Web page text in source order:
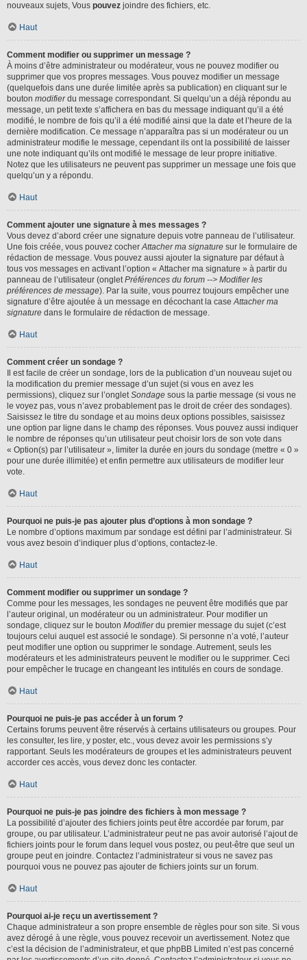
nouveaux sujets, Vous pouvez joindre des fichiers, etc.
Haut
Comment modifier ou supprimer un message ?
À moins d’être administrateur ou modérateur, vous ne pouvez modifier ou
supprimer que vos propres messages. Vous pouvez modifier un message
(quelquefois dans une durée limitée après sa publication) en cliquant sur le
bouton modifierdu message correspondant. Si quelqu’un a déjà répondu au
message, un petit texte s’affichera en bas du message indiquant qu’il a été
modifié, le nombre de fois qu’il a été modifié ainsi que la date et l’heure de la
dernière modification. Ce message n’apparaîtra pas si un modérateur ou un
administrateur modifie le message, cependant ils ont la possibilité de laisser
une note indiquant qu’ils ont modifié le message de leur propre initiative.
Notez que les utilisateurs ne peuvent pas supprimer un message une fois que
quelqu’un y a répondu.
Haut
Comment ajouter une signature à mes messages ?
Vous devez d’abord créer une signature depuis votre panneau de l’utilisateur.
Une fois créée, vous pouvez cocherAttacher ma signature sur le formulaire de
rédaction de message. Vous pouvez aussi ajouter la signature par défaut à
tous vos messages en activant l’option « Attacher ma signature » à partir du
panneau de l’utilisateur (ongletPréférences du forum --> Modifier les
préférences de message). Par la suite, vous pourrez toujours empêcher une
signature d’être ajoutée à un message en décochant la caseAttacher ma
signature dans le formulaire de rédaction de message.
Haut
Comment créer un sondage ?
Il est facile de créer un sondage, lors de la publication d’un nouveau sujet ou
la modification du premier message d’un sujet (si vous en avez les
permissions), cliquez sur l’ongletSondage sous la partie message (si vous ne
le voyez pas, vous n’avez probablement pas le droit de créer des sondages).
Saisissez le titre du sondage et au moins deux options possibles, saisissez
une option par ligne dans le champ des réponses. Vous pouvez aussi indiquer
le nombre de réponses qu’un utilisateur peut choisir lors de son vote dans
« Option(s) par l’utilisateur », limiter la durée en jours du sondage (mettre « 0 »
pour une durée illimitée) et enfin permettre aux utilisateurs de modifier leur
vote.
Haut
Pourquoi ne puis-je pas ajouter plus d’options à mon sondage ?
Le nombre d’options maximum par sondage est défini par l’administrateur. Si
vous avez besoin d’indiquer plus d’options, contactez-le.
Haut
Comment modifier ou supprimer un sondage ?
Comme pour les messages, les sondages ne peuvent être modifiés que par
l’auteur original, un modérateur ou un administrateur. Pour modifier un
sondage, cliquez sur le bouton Modifierdu premier message du sujet (c’est
toujours celui auquel est associé le sondage). Si personne n’a voté, l’auteur
peut modifier une option ou supprimer le sondage. Autrement, seuls les
modérateurs et les administrateurs peuvent le modifier ou le supprimer. Ceci
pour empêcher le trucage en changeant les intitulés en cours de sondage.
Haut
Pourquoi ne puis-je pas accéder à un forum ?
Certains forums peuvent être réservés à certains utilisateurs ou groupes. Pour
les consulter, les lire, y poster, etc., vous devez avoir les permissions s’y
rapportant. Seuls les modérateurs de groupes et les administrateurs peuvent
accorder ces accès, vous devez donc les contacter.
Haut
Pourquoi ne puis-je pas joindre des fichiers à mon message ?
La possibilité d’ajouter des fichiers joints peut être accordée par forum, par
groupe, ou par utilisateur. L’administrateur peut ne pas avoir autorisé l’ajout de
fichiers joints pour le forum dans lequel vous postez, ou peut-être que seul un
groupe peut en joindre. Contactez l’administrateur si vous ne savez pas
pourquoi vous ne pouvez pas ajouter de fichiers joints sur un forum.
Haut
Pourquoi ai-je reçu un avertissement ?
Chaque administrateur a son propre ensemble de règles pour son site. Si vous
avez dérogé à une règle, vous pouvez recevoir un avertissement. Notez que
c’est la décision de l’administrateur, et que phpBB Limited n’est pas concerné